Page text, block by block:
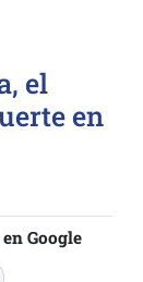
el
en
Google